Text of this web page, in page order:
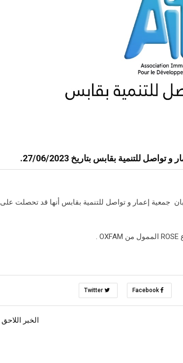
للتنمية بقابس بتاريخ 27/06/2023.
88 /2011 يشرفنا إعلامكم بان جمعية إعمار و تواصل للتنمية بقابس أنها قد تحصلت على
OXFAM .
الخبر اللاحق